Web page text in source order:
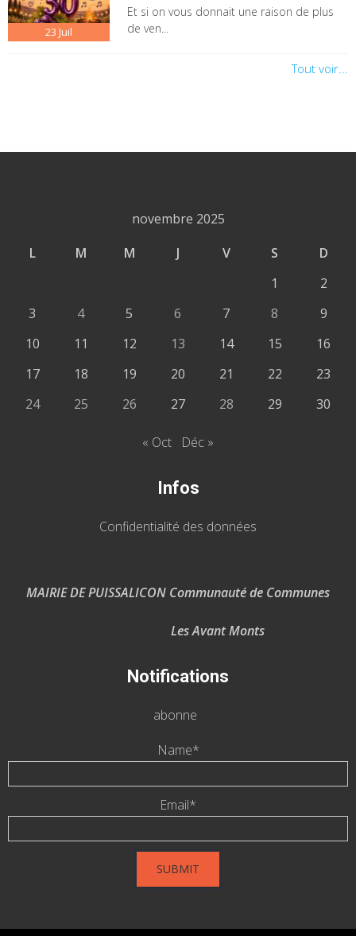
23 Juil
Et si on vous donnait une raison de plus
de ven...
Tout voir...
novembre 2025
L
M M J V S
D
1
2
3
4 5 6 7 8
9
10
11 12 13 14 15
16
17
18 19 20 21 22
23
24
25 26 27 28 29 30
« Oct Déc »
Infos
Confidentialité des données
MAIRIE DE PUISSALICON Communauté de Communes
Les Avant Monts
Notifications
abonne
Name*
Email*